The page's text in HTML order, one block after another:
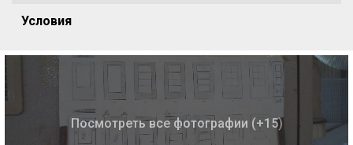
Условия
Посмотреть все фотографии (+15)